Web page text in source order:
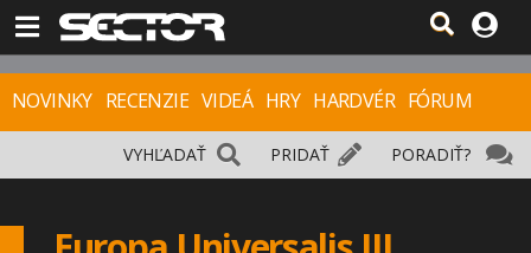
NOVINKY RECENZIE VIDEÁ HRY HARDVÉR FÓRUM
PORADIŤ?
PRIDAŤ
VYHĽADAŤ